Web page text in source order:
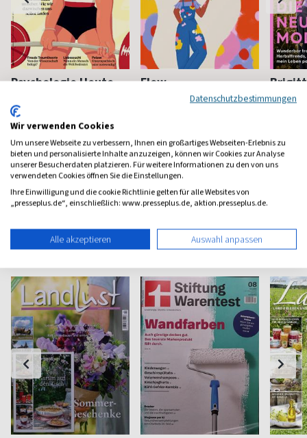
Psychologie Heute
ab 8,11 €
(monatlich) 4,40
Flow
Bewußt leben und erleben
(8 x pro Jahr) 4,63
Das
Haus & Garten Magazine
Datenschutzbestimmungen
Wir verwenden Cookies
Um unsere Webseite zu verbessern, Ihnen ein großartiges Webseiten-Erlebnis zu
bieten und personalisierte Inhalte anzuzeigen, können wir Cookies zur Analyse
unserer Besucherdaten platzieren. Für weitere Informationen zu den von uns
verwendeten Cookies öffnen Sie die Einstellungen.
Ihre Einwilligung und die cookie Richtlinie gelten für alle Websites von
„presseplus.de“, einschließlich: www.presseplus.de, aktion.presseplus.de.
Alle akzeptieren Auswahl anpassen